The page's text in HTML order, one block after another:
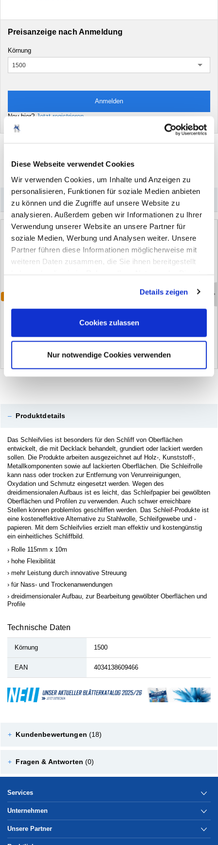
Diese Webseite verwendet Cookies
Wir verwenden Cookies, um Inhalte und Anzeigen zu
personalisieren, Funktionen für soziale Medien anbieten
zu können und die Zugriffe auf unsere Website zu
analysieren. Außerdem geben wir Informationen zu Ihrer
Verwendung unserer Website an unsere Partner für
soziale Medien, Werbung und Analysen weiter. Unsere
Partner führen diese Informationen möglicherweise mit
weiteren Daten zusammen, die Sie ihnen bereitgestellt
Cookies, wenn Sie unsere Webseite weiterhin nutzen.
Details zeigen
Cookies zulassen
Nur notwendige Cookies verwenden
Preisanzeige nach Anmeldung
Körnung
1500
Anmelden
Neu hier?Jetzt registrieren
Drucken
empfehlen
Könnte Sie auch interessieren
Carbon-Schleifklötze
Schleifvlies Pads
– Produktdetails
Das Schleifvlies ist besonders für den Schliff von Oberflächen
entwickelt, die mit Decklack behandelt, grundiert oder lackiert werden
sollen. Die Produkte arbeiten ausgezeichnet auf Holz-, Kunststoff-,
Metallkomponenten sowie auf lackierten Oberflächen. Die Schleifrolle
kann nass oder trocken zur Entfernung von Verunreinigungen,
Oxydation und Schmutz eingesetzt werden. Wegen des
dreidimensionalen Aufbaus ist es leicht, das Schleifpapier bei gewölbten
Oberflächen und Profilen zu verwenden. Auch schwer erreichbare
Stellen können problemlos geschliffen werden. Das Schleif-Produkte ist
eine kosteneffektive Alternative zu Stahlwolle, Schleifgewebe und -
papieren. Mit dem Schleifvlies erzielt man effektiv und kostengünstig
ein einheitliches Schliffbild.
Rolle 115mm x 10m
hohe Flexibilität
mehr Leistung durch innovative Streuung
für Nass- und Trockenanwendungen
dreidimensionaler Aufbau, zur Bearbeitung gewölbter Oberflächen und
Profile
Technische Daten
Körnung 1500
EAN 4034138609466
+ Kundenbewertungen (18)
+ Fragen & Antworten (0)
Services
Unternehmen
Unsere Partner